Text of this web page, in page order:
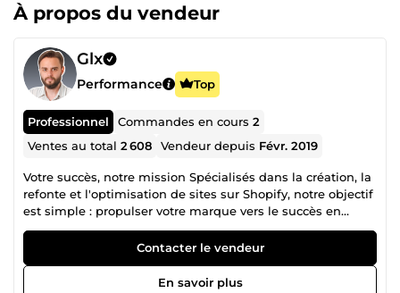
À propos du vendeur
Glx
Performance Top
Professionnel Commandes en cours2
Ventes au total2 608 Vendeur depuis Févr. 2019
Votre succès, notre mission Spécialisés dans la création, la
refonte et l'optimisation de sites sur Shopify, notre objectif
est simple : propulser votre marque vers le succès en
construisant des écosystèmes E-Commerce performants,
sur mesure et adaptés à vos besoins. Nous nous
engageons à vous accompagner à chaque étape de votre
projet, en vous fournissant les meilleures stratégies pour
Contacter le vendeur
En savoir plus